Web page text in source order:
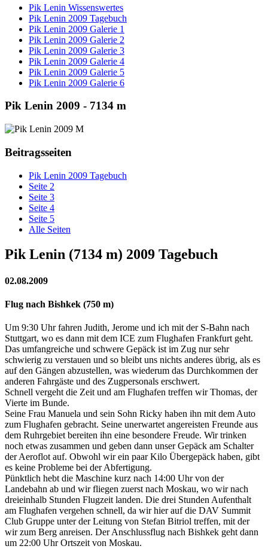
Pik Lenin Wissenswertes
Pik Lenin 2009 Tagebuch
Pik Lenin 2009 Galerie 1
Pik Lenin 2009 Galerie 2
Pik Lenin 2009 Galerie 3
Pik Lenin 2009 Galerie 4
Pik Lenin 2009 Galerie 5
Pik Lenin 2009 Galerie 6
Pik Lenin 2009 - 7134 m
Beitragsseiten
Pik Lenin 2009 Tagebuch
Seite 2
Seite 3
Seite 4
Seite 5
Alle Seiten
Pik Lenin (7134 m) 2009 Tagebuch
02.08.2009
Flug nach Bishkek (750 m)
Um 9:30 Uhr fahren Judith, Jerome und ich mit der S-Bahn nach
Stuttgart, wo es dann mit dem ICE zum Flughafen Frankfurt geht.
Das umfangreiche und schwere Gepäck ist im Zug nur sehr
schwierig zu verstauen und so bleibt uns nichts anderes übrig, als es
auf den Gängen abzustellen, was wiederum das Durchkommen der
anderen Fahrgäste und des Zugpersonals erschwert.
Schnell vergeht die Zeit und am Flughafen treffen wir Thomas, der
Vierte im Bunde.
Seine Frau Manuela und sein Sohn Ricky haben ihn mit dem Auto
zum Flughafen gebracht. Seine unerwartet angereisten Freunde aus
dem Ruhrgebiet bereiten ihn eine besondere Freude. Wir trinken
noch etwas zusammen und geben dann unser Gepäck am Schalter
der Aeroflot auf. Obwohl wir ein paar Kilo Übergepäck haben, gibt
es keine Probleme bei der Abfertigung.
Pünktlich hebt die Maschine kurz nach 14:00 Uhr von der
Landebahn ab und wir fliegen zuerst nach Moskau, wo wir nach
dreieinhalb Stunden Flugzeit landen. Die drei Stunden Aufenthalt
am Flughafen vergehen schnell, da wir hier auf die DAV Summit
Club Gruppe unter der Leitung von Stefan Bitriol treffen, mit der
wir zum Berg anreisen. Der Anschlussflug nach Bishkek geht dann
um 22:00 Uhr Ortszeit von Moskau.